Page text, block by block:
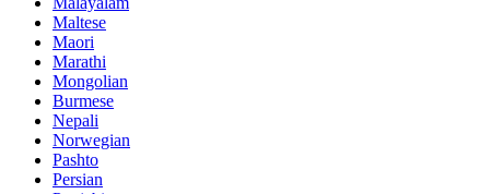
Maltese
Maori
Marathi
Mongolian
Burmese
Nepali
Norwegian
Pashto
Persian